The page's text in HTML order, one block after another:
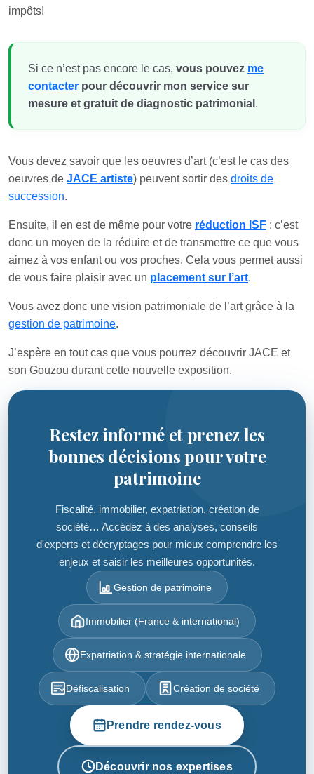
impôts!
Si ce n’est pas encore le cas, vous pouvez me
contacter pour découvrir mon service sur
mesure et gratuit de diagnostic patrimonial .
Vous devez savoir que les oeuvres d’art (c’est le cas des
oeuvres de JACE artiste) peuvent sortir des droits de
succession.
Ensuite, il en est de même pour votre réduction ISF : c’est
donc un moyen de la réduire et de transmettre ce que vous
aimez à vos enfant ou vos proches. Cela vous permet aussi
de vous faire plaisir avec un placement sur l’art.
Vous avez donc une vision patrimoniale de l’art grâce à la
gestion de patrimoine.
J’espère en tout cas que vous pourrez découvrir JACE et
son Gouzou durant cette nouvelle exposition.
Restez informé et prenez les
bonnes décisions pour votre
patrimoine
Fiscalité, immobilier, expatriation, création de
société… Accédez à des analyses, conseils
d'experts et décryptages pour mieux comprendre les
enjeux et saisir les meilleures opportunités.
Gestion de patrimoine
Immobilier (France & international)
Expatriation & stratégie internationale
Défiscalisation Création de société
Prendre rendez-vous
Découvrir nos expertises